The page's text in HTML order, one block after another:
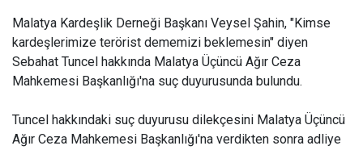
Malatya Kardeşlik Derneği Başkanı Veysel Şahin, "Kimse
kardeşlerimize terörist dememizi beklemesin" diyen
Sebahat Tuncel hakkında Malatya Üçüncü Ağır Ceza
Mahkemesi Başkanlığı'na suç duyurusunda bulundu.
Tuncel hakkındaki suç duyurusu dilekçesini Malatya Üçüncü
Ağır Ceza Mahkemesi Başkanlığı'na verdikten sonra adliye